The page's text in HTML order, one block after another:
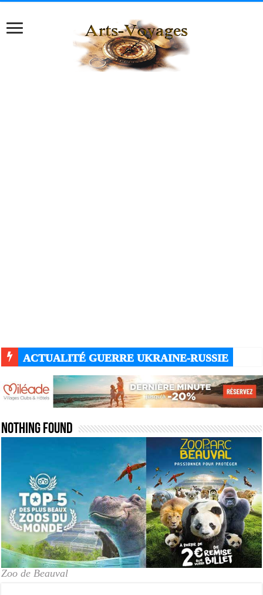
ACTUALITÉ GUERRE UKRAINE-RUSSIE
Nothing Found
Zoo de Beauval